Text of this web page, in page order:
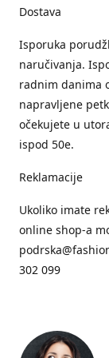
Dostava
Isporuka
naručivanja.
radnim danima
napravljene
očekujete u
ispod 50e.
Reklamacije
Ukoliko imate
online shop-a
302 099